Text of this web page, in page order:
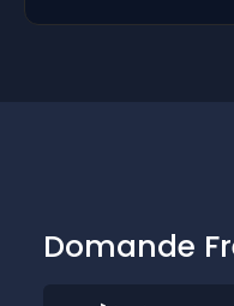
Domande